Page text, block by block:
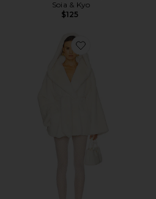
Soia & Kyo
$125
Favorite THE